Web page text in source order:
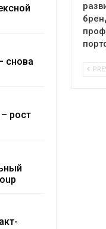
снова
рост